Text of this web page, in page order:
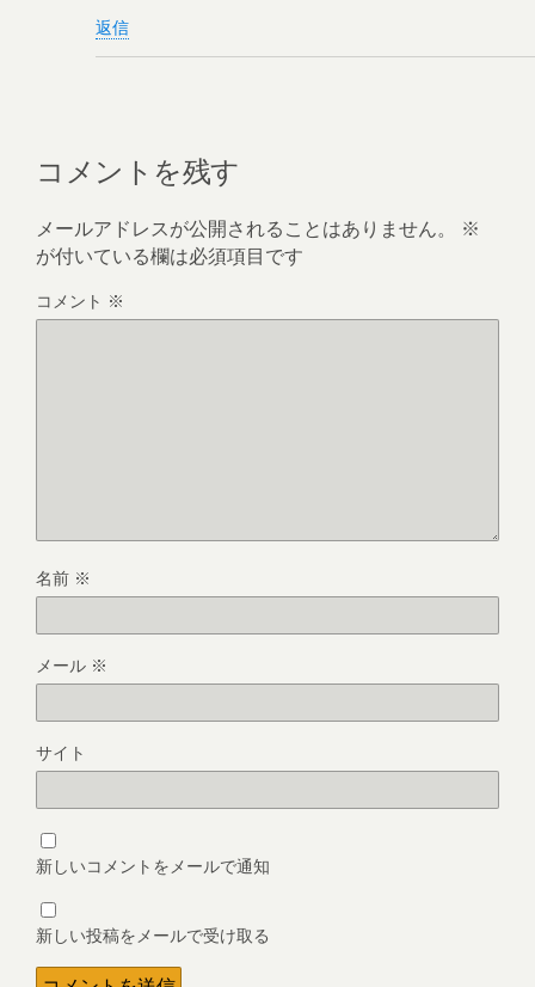
返信
コメントを残す
メールアドレスが公開されることはありません。
※
が付いている欄は必須項目です
コメント ※
名前 ※
メール ※
サイト
新しいコメントをメールで通知
新しい投稿をメールで受け取る